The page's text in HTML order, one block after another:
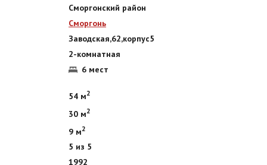
Сморгонский район
Сморгонь
Заводская,62,корпус5
2-комнатная
6 мест
54 м2
30 м2
9 м2
5 из 5
1992